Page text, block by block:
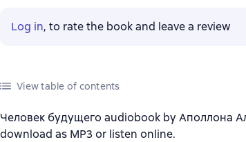
Log in, to rate the book and leave a review
View table of contents
Человек будущего audiobook by Аполлона
download as MP3 or listen online.